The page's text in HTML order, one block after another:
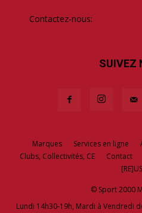
Contactez-nous:
SUIVEZ
Marques Services en ligne
Clubs, Collectivités, CE
Contact
© Sport 2000
Lundi 14h30-19h, Mardi à Vendredi